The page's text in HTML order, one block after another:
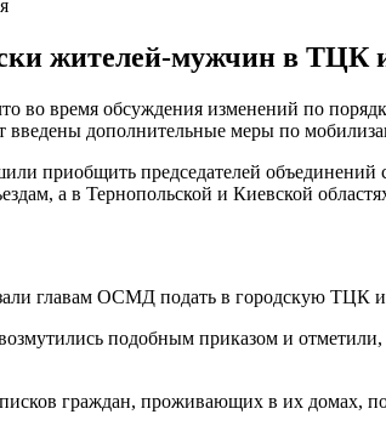
жителей-мужчин в ТЦК и
во время обсуждения изменений по
введены дополнительные меры по
приобщить председателей
а в Тернопольской и Киевской
главам ОСМД подать в городскую ТЦК
подобным приказом и
граждан, проживающих в их домах,